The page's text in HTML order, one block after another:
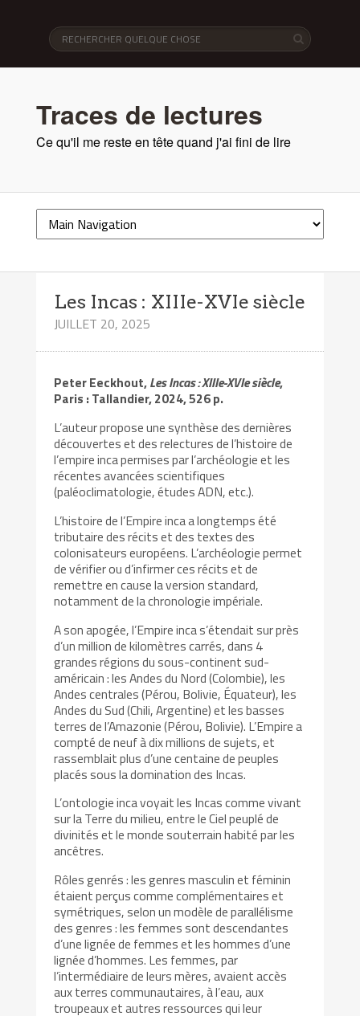
Traces de lectures
Ce qu'il me reste en tête quand j'ai fini de lire
Les Incas : XIIIe-XVIe siècle
JUILLET 20, 2025
Peter Eeckhout,Les Incas : XIIIe-XVIe siècle,
Paris : Tallandier, 2024, 526 p.
L’auteur propose une synthèse des dernières
découvertes et des relectures de l’histoire de
l’empire inca permises par l’archéologie et les
récentes avancées scientifiques
(paléoclimatologie, études ADN, etc.).
L’histoire de l’Empire inca a longtemps été
tributaire des récits et des textes des
colonisateurs européens. L’archéologie permet
de vérifier ou d’infirmer ces récits et de
remettre en cause la version standard,
notamment de la chronologie impériale.
A son apogée, l’Empire inca s’étendait sur près
d’un million de kilomètres carrés, dans 4
grandes régions du sous-continent sud-
américain : les Andes du Nord (Colombie), les
Andes centrales (Pérou, Bolivie, Équateur), les
Andes du Sud (Chili, Argentine) et les basses
terres de l’Amazonie (Pérou, Bolivie). L’Empire a
compté de neuf à dix millions de sujets, et
rassemblait plus d’une centaine de peuples
placés sous la domination des Incas.
L’ontologie inca voyait les Incas comme vivant
sur la Terre du milieu, entre le Ciel peuplé de
divinités et le monde souterrain habité par les
ancêtres.
Rôles genrés : les genres masculin et féminin
étaient perçus comme complémentaires et
symétriques, selon un modèle de parallélisme
des genres : les femmes sont descendantes
d’une lignée de femmes et les hommes d’une
lignée d’hommes. Les femmes, par
l’intermédiaire de leurs mères, avaient accès
aux terres communautaires, à l’eau, aux
troupeaux et autres ressources qui leur